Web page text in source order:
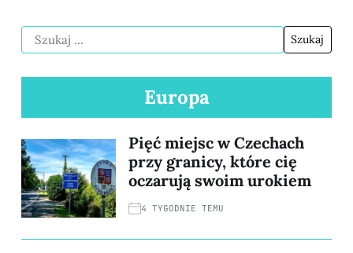
Europa
Pięć miejsc w Czechach
przy granicy, które cię
oczarują swoim urokiem
4 TYGODNIE TEMU